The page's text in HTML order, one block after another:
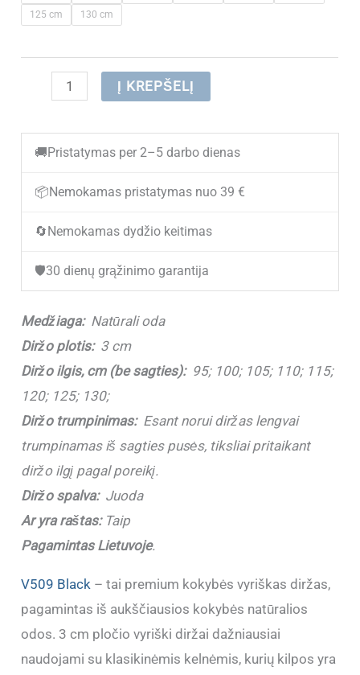
125 cm
130 cm
produkto
(IŠPARDUOTA)
Vyriškas
odinis
V509
Į KREPŠELĮ
🚚 Pristatymas per 2–5 darbo dienas
📦 Nemokamas pristatymas nuo 39 €
🔄 Nemokamas dydžio keitimas
🛡️30 dienų grąžinimo garantija
Medžiaga: Natūrali oda
Diržo plotis:3 cm
Diržo ilgis, cm (be sagties):95; 100; 105; 110; 115;
120; 125; 130;
Diržo trumpinimas:Esant norui diržas lengvai
trumpinamas iš sagties pusės, tiksliai pritaikant
diržo ilgį pagal poreikį.
Diržo spalva:Juoda
Ar yra raštas:Taip
Pagamintas Lietuvoje.
V509 Black – tai premium kokybės vyriškas diržas,
pagamintas iš aukščiausios kokybės natūralios
odos. 3 cm pločio vyriški diržai dažniausiai
naudojami su klasikinėmis kelnėmis, kurių kilpos yra